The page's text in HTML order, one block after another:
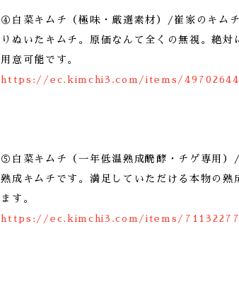
④白菜キムチ（極味・厳選素材）/崔家のキム
りぬいたキムチ。原価なんて全くの無視。絶
用意可能です。
https://ec.kimchi3.com/items/49702644
⑤白菜キムチ（一年低温熟成醗酵・チゲ専用）
熟成キムチです。満足していただける本物の熟
ます。
https://ec.kimchi3.com/items/71132277